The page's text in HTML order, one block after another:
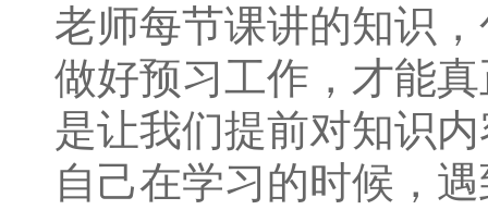
老师每节课讲的知识
做好预习工作，才能
是让我们提前对知识
自己在学习的时候，